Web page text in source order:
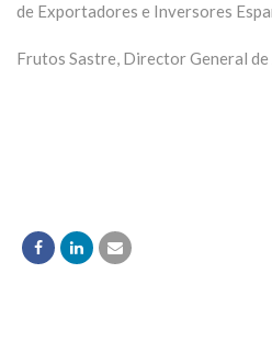
de Exportadores e Inversores
Frutos Sastre, Director General